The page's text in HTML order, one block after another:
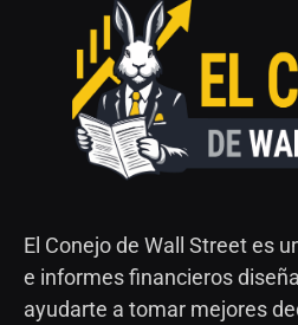
El Conejo de Wall Street es
e informes financieros
ayudarte a tomar mejores